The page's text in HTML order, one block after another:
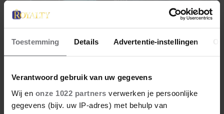
Toestemming Details Advertentie-instellingen
Verantwoord gebruik van uw gegevens
Wij en onze 1022 partners verwerken je persoonlijke
gegevens (bijv. uw IP-adres) met behulp van
19 augustus 2022
MÄRTHA LOUISE EN DUREK